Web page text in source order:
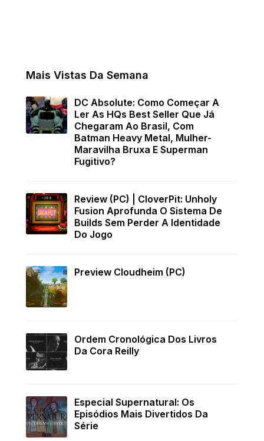
Mais Vistas Da Semana
DC Absolute: Como Começar A
Ler As HQs Best Seller Que Já
Chegaram Ao Brasil, Com
Batman Heavy Metal, Mulher-
Maravilha Bruxa E Superman
Fugitivo?
Review (PC) | CloverPit: Unholy
Fusion Aprofunda O Sistema De
Builds Sem Perder A Identidade
Do Jogo
Preview Cloudheim (PC)
Ordem Cronológica Dos Livros
Da Cora Reilly
Especial Supernatural: Os
Episódios Mais Divertidos Da
Série